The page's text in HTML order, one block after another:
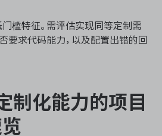
槛特征。需评估实现同等定制需
要求代码能力，以及配置出错的回
制化能力的项目